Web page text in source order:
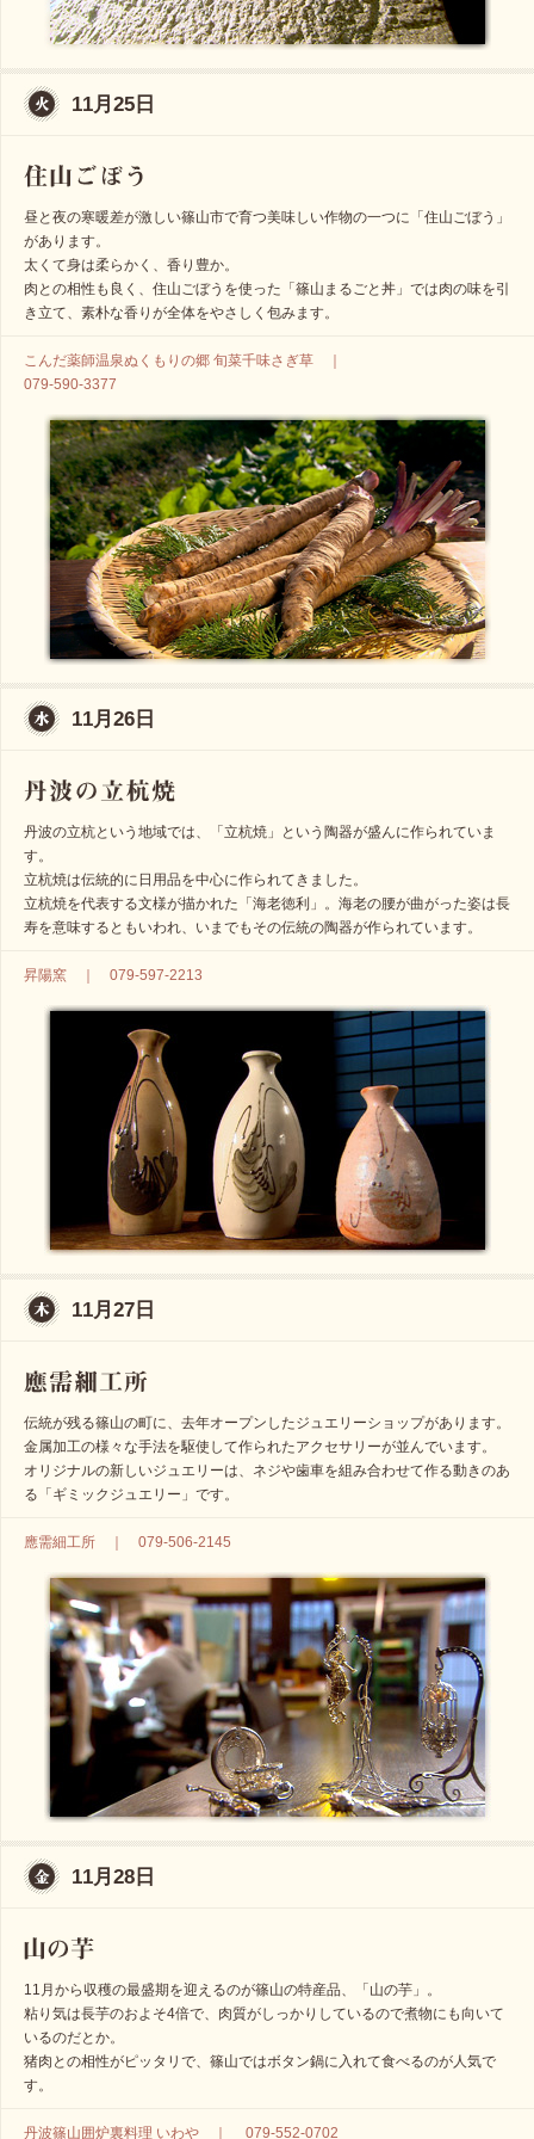
11月25日
昼と夜の寒暖差が激しい篠山市で育つ美味しい作物の一つに「住山ごぼう」
があります。
太くて身は柔らかく、香り豊か。
肉との相性も良く、住山ごぼうを使った「篠山まるごと丼」では肉の味を引
き立て、素朴な香りが全体をやさしく包みます。
こんだ薬師温泉ぬくもりの郷 旬菜千味さぎ草 ｜
079-590-3377
11月26日
丹波の立杭という地域では、「立杭焼」という陶器が盛んに作られていま
す。
立杭焼は伝統的に日用品を中心に作られてきました。
立杭焼を代表する文様が描かれた「海老徳利」。海老の腰が曲がった姿は長
寿を意味するともいわれ、いまでもその伝統の陶器が作られています。
昇陽窯 ｜ 079-597-2213
11月27日
伝統が残る篠山の町に、去年オープンしたジュエリーショップがあります。
金属加工の様々な手法を駆使して作られたアクセサリーが並んでいます。
オリジナルの新しいジュエリーは、ネジや歯車を組み合わせて作る動きのあ
る「ギミックジュエリー」です。
應需細工所 ｜ 079-506-2145
11月28日
11月から収穫の最盛期を迎えるのが篠山の特産品、「山の芋」。
粘り気は長芋のおよそ4倍で、肉質がしっかりしているので煮物にも向いて
いるのだとか。
猪肉との相性がピッタリで、篠山ではボタン鍋に入れて食べるのが人気で
す。
丹波篠山囲炉裏料理 いわや ｜ 079-552-0702